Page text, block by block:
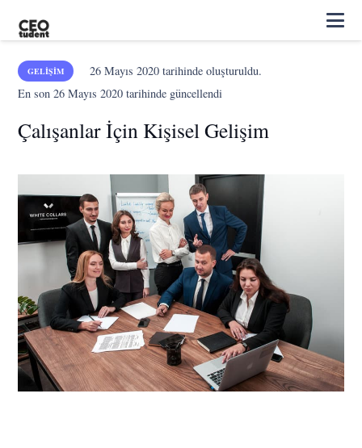
GELIŞIM 26 Mayıs 2020tarihinde oluşturuldu.
En son26 Mayıs 2020 tarihinde güncellendi
Çalışanlar İçin Kişisel Gelişim